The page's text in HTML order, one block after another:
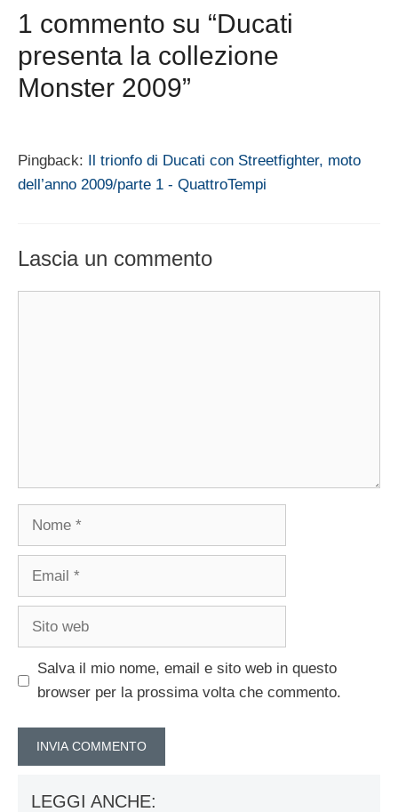
1 commento su “Ducati
presenta la collezione
Monster 2009”
Pingback: Il trionfo di Ducati con Streetfighter, moto
dell’anno 2009/parte 1 - QuattroTempi
Lascia un commento
Nome
Email
Sito
Salva il mio nome, email e sito web in questo
browser per la prossima volta che commento.
LEGGI ANCHE: